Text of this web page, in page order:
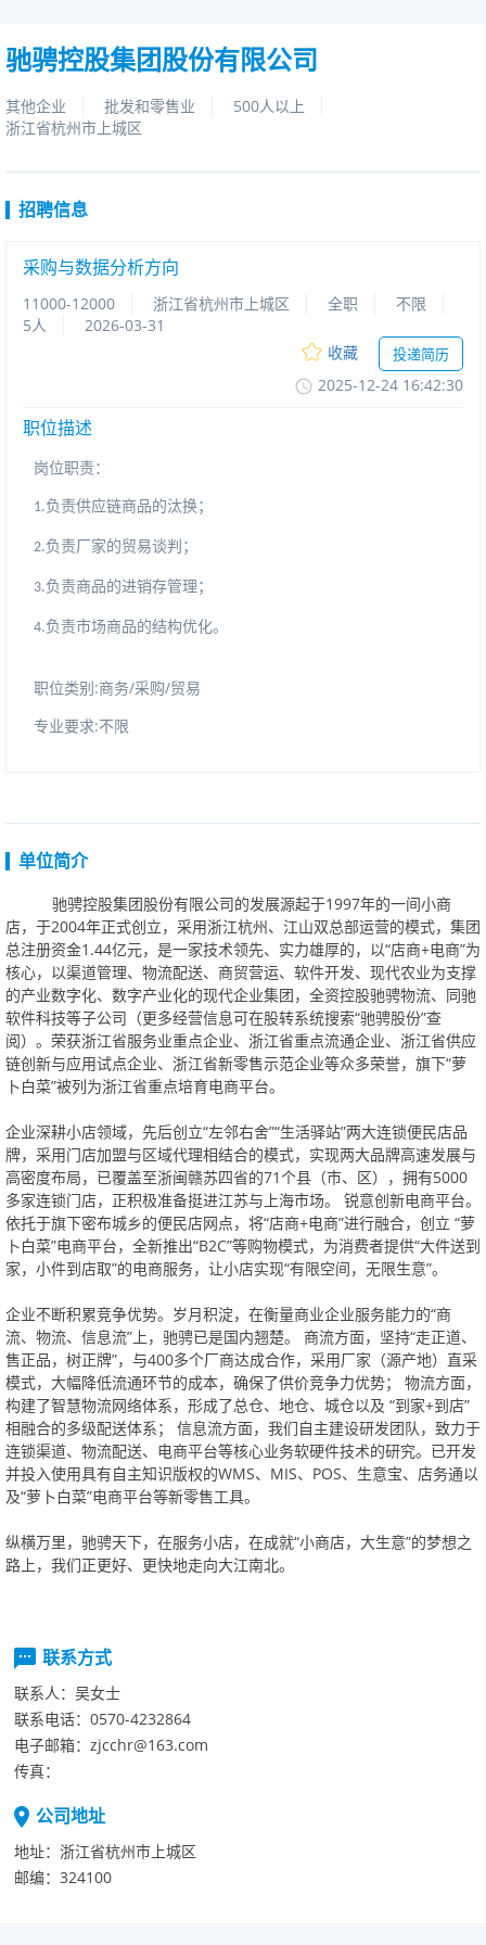
驰骋控股集团股份有限公司
其他企业 批发和零售业
500人以上
浙江省杭州市上城区
招聘信息
采购与数据分析方向
11000-12000 浙江省杭州市上城区 全职
不限
5人
2026-03-31
收藏
投递简历
2025-12-2416:42:30
职位描述
岗位职责：
1.负责供应链商品的汰换；
2.负责厂家的贸易谈判；
3.负责商品的进销存管理；
4.负责市场商品的结构优化。
职位类别:商务/采购/贸易
专业要求:不限
单位简介
驰骋控股集团股份有限公司的发展源起于1997年的一间小商
店，于2004年正式创立，采用浙江杭州、江山双总部运营的模式，集团
总注册资金1.44亿元，是一家技术领先、实力雄厚的，以“店商+电商”为
核心，以渠道管理、物流配送、商贸营运、软件开发、现代农业为支撑
的产业数字化、数字产业化的现代企业集团，全资控股驰骋物流、同驰
软件科技等子公司（更多经营信息可在股转系统搜索“驰骋股份”查
阅）。荣获浙江省服务业重点企业、浙江省重点流通企业、浙江省供应
链创新与应用试点企业、浙江省新零售示范企业等众多荣誉，旗下“萝
卜白菜”被列为浙江省重点培育电商平台。
企业深耕小店领域，先后创立“左邻右舍”“生活驿站”两大连锁便民店品
牌，采用门店加盟与区域代理相结合的模式，实现两大品牌高速发展与
高密度布局，已覆盖至浙闽赣苏四省的71个县（市、区），拥有5000
多家连锁门店，正积极准备挺进江苏与上海市场。锐意创新电商平台。
依托于旗下密布城乡的便民店网点，将“店商+电商”进行融合，创立“萝
卜白菜”电商平台，全新推出“B2C”等购物模式，为消费者提供“大件送到
家，小件到店取”的电商服务，让小店实现“有限空间，无限生意”。
企业不断积累竞争优势。岁月积淀，在衡量商业企业服务能力的“商
流、物流、信息流”上，驰骋已是国内翘楚。商流方面，坚持“走正道、
售正品，树正牌”，与400多个厂商达成合作，采用厂家（源产地）直采
模式，大幅降低流通环节的成本，确保了供价竞争力优势；物流方面，
构建了智慧物流网络体系，形成了总仓、地仓、城仓以及“到家+到店”
相融合的多级配送体系；信息流方面，我们自主建设研发团队，致力于
连锁渠道、物流配送、电商平台等核心业务软硬件技术的研究。已开发
并投入使用具有自主知识版权的WMS、MIS、POS、生意宝、店务通以
及“萝卜白菜”电商平台等新零售工具。
纵横万里，驰骋天下，在服务小店，在成就“小商店，大生意”的梦想之
路上，我们正更好、更快地走向大江南北。
联系方式
联系人： 吴女士
联系电话： 0570-4232864
电子邮箱： zjcchr@163.com
传真：
公司地址
地址： 浙江省杭州市上城区
邮编： 324100